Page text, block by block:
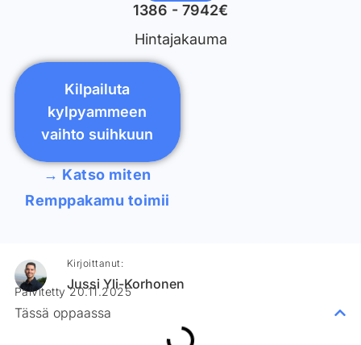
1386 - 7942€
Hintajakauma
Kilpailuta
kylpyammeen
vaihto suihkuun
→ Katso miten
Remppakamu toimii
Kirjoittanut:
Jussi Yli-Korhonen
Päivitetty 20.11.2025
Tässä oppaassa